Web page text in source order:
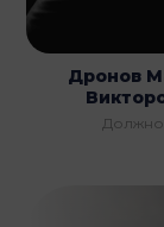
Дронов